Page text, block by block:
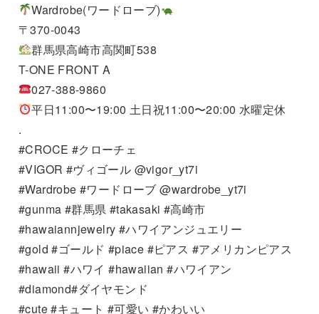
Wardrobe(ワードローブ)
〒370-0043
群馬県高崎市高関町538
T-ONE FRONT A
027-388-9860
平日11:00〜19:00 土日祝11:00〜20:00 水曜定休
.
#CROCE #クローチェ
#VIGOR #ヴィゴール @vigor_yt7i
#Wardrobe #ワードローブ @wardrobe_yt7i
#gunma #群馬県 #takasaki #高崎市
#hawaiannjewelry #ハワイアンジュエリー
#gold #ゴールド #piace #ピアス #アメリカンピアス
#hawaii #ハワイ #hawaiian #ハワイアン
#diamond#ダイヤモンド
#cute #キュート #可愛い #かわいい